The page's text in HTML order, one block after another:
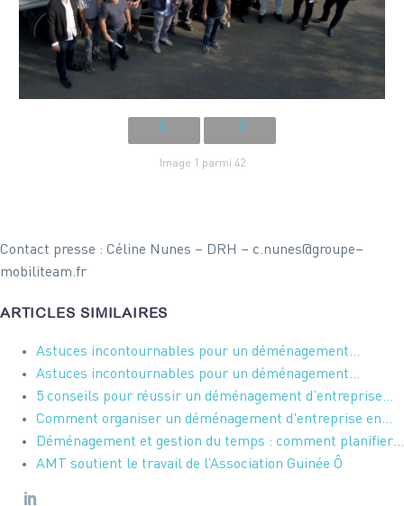
Image 1 parmi 42
Contact presse : Céline Nunes – DRH – c.nunes@groupe–
mobiliteam.fr
ARTICLES SIMILAIRES
Astuces incontournables pour un déménagement…
Astuces incontournables pour un déménagement…
5 conseils pour réussir un déménagement d’entreprise…
Comment organiser un déménagement d'entreprise en…
Déménagement et gestion du temps : comment planifier…
AMT soutient le travail de l’Association Guinée Ô